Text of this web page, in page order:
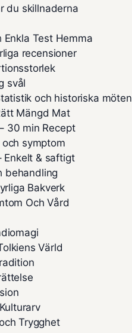
du skillnaderna
Enkla Test Hemma
recensioner
svål
och historiska möten
Mängd Mat
30 min Recept
symptom
Enkelt & saftigt
behandling
Bakverk
Och Vård
Värld
Trygghet